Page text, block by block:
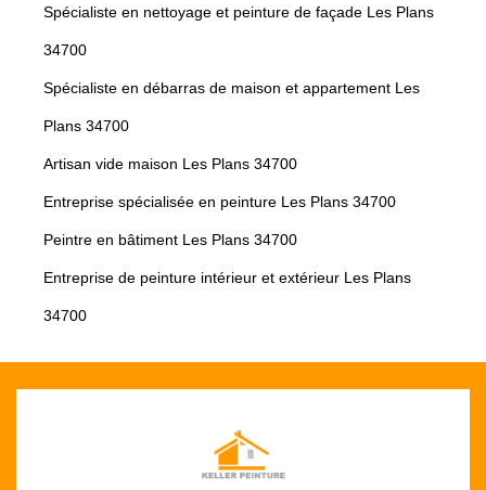
Spécialiste en nettoyage et peinture de façade Les Plans
34700
Spécialiste en débarras de maison et appartement Les
Plans 34700
Artisan vide maison Les Plans 34700
Entreprise spécialisée en peinture Les Plans 34700
Peintre en bâtiment Les Plans 34700
Entreprise de peinture intérieur et extérieur Les Plans
34700